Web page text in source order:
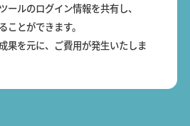
ールのログイン情報を共有し、
ことができます。
果を元に、ご費用が発生いたしま